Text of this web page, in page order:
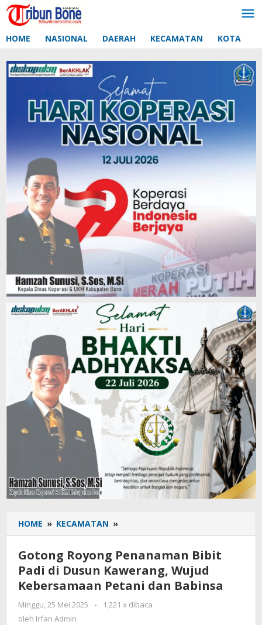
Lewati
ke
HOME NASIONAL DAERAH KECAMATAN KOTA
HOME » KECAMATAN »
Royong
Bibit
Padi
di
Kawerang,
Gotong Royong Penanaman Bibit
Padi di Dusun Kawerang, Wujud
Kebersamaan Petani dan Babinsa
Minggu, 25 Mei 2025
oleh
-
1,221 x dibaca
oleh Irfan Admin